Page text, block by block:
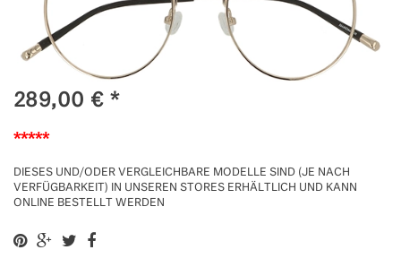
289,00 € *
*****
DIESES UND/ODER VERGLEICHBARE MODELLE SIND (JE NACH
VERFÜGBARKEIT) IN UNSEREN STORES ERHÄLTLICH UND KANN
ONLINE BESTELLT WERDEN